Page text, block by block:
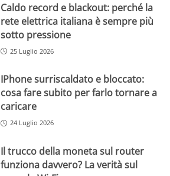
Caldo record e blackout: perché la
rete elettrica italiana è sempre più
sotto pressione
25 Luglio 2026
IPhone surriscaldato e bloccato:
cosa fare subito per farlo tornare a
caricare
24 Luglio 2026
Il trucco della moneta sul router
funziona davvero? La verità sul